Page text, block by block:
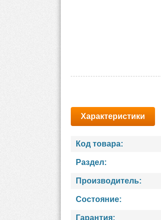
Характеристики
Код товара:
Раздел:
Производитель:
Состояние:
Гарантия: